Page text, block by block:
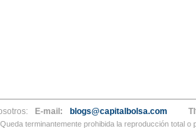
E-mail: blogs@capitalbolsa.com
Queda terminantemente prohibida la reproducción total